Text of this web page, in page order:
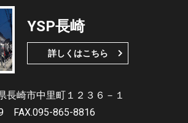
YSP長崎
詳しくはこちら
長崎市中里町１２３６－１
FAX.095-865-8816